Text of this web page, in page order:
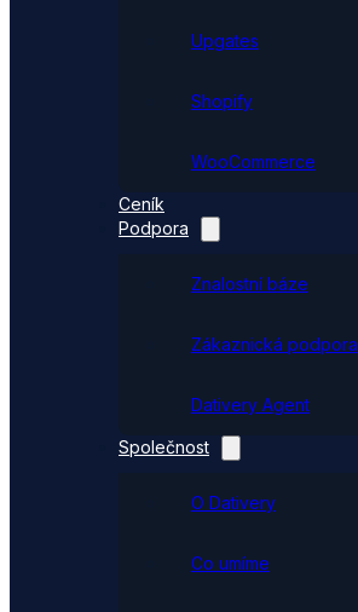
Upgates
Shopify
WooCommerce
Ceník
Podpora
Znalostní báze
Zákaznická podpora
Dativery Agent
Společnost
O Dativery
Co umíme